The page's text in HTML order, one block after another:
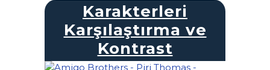
Karakterleri
Karşılaştırma ve
Kontrast